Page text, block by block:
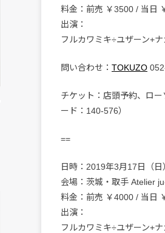
料金：前売 ￥3500 / 当日
出演：
フルカワミキ÷ユザーン+
問い合わせ： TOKUZO
チケット：店頭予約、ロ
ード：140-576）
==
日時：2019年3月17日（
会場：茨城・取手 Atelier
料金：前売 ￥4000 / 当日
出演：
フルカワミキ÷ユザーン+